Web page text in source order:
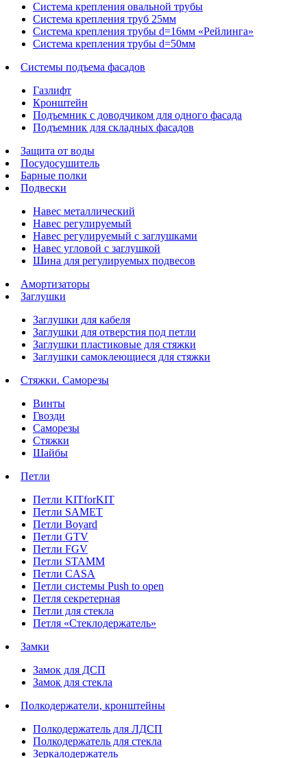
Система крепления овальной трубы
Система крепления труб 25мм
Система крепления трубы d=16мм «Рейлинга»
Система крепления трубы d=50мм
Системы подъема фасадов
Газлифт
Кронштейн
Подъемник с доводчиком для одного фасада
Подъемник для складных фасадов
Защита от воды
Посудосушитель
Барные полки
Подвески
Навес металлический
Навес регулируемый
Навес регулируемый с заглушками
Навес угловой с заглушкой
Шина для регулируемых подвесов
Амортизаторы
Заглушки
Заглушки для кабеля
Заглушки для отверстия под петли
Заглушки пластиковые для стяжки
Заглушки самоклеющиеся для стяжки
Стяжки. Саморезы
Винты
Гвозди
Саморезы
Стяжки
Шайбы
Петли
Петли KITforKIT
Петли SAMET
Петли Boyard
Петли GTV
Петли FGV
Петли STAMM
Петли CASA
Петли системы Push to open
Петля секретерная
Петли для стекла
Петля «Стеклодержатель»
Замки
Замок для ДСП
Замок для стекла
Полкодержатели, кронштейны
Полкодержатель для ЛДСП
Полкодержатель для стекла
Зеркалодержатель